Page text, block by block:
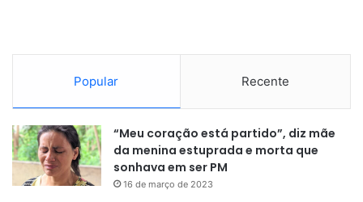
Popular Recente
“Meu coração está partido”, diz mãe
da menina estuprada e morta que
sonhava em ser PM
16 de março de 2023